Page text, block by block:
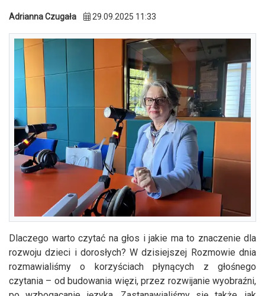
Adrianna Czugała 29.09.2025 11:33
Dlaczego warto czytać na głos i jakie ma to znaczenie dla
rozwoju dzieci i dorosłych? W dzisiejszej Rozmowie dnia
rozmawialiśmy o korzyściach płynących z głośnego
czytania – od budowania więzi, przez rozwijanie wyobraźni,